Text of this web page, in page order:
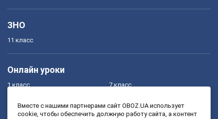
ЗНО
11 класс
Онлайн уроки
1 класс
3 класс
7 класс
9 класс
Вместе с нашими партнерами сайт OBOZ.UA использует
cookie, чтобы обеспечить должную работу сайта, а контент